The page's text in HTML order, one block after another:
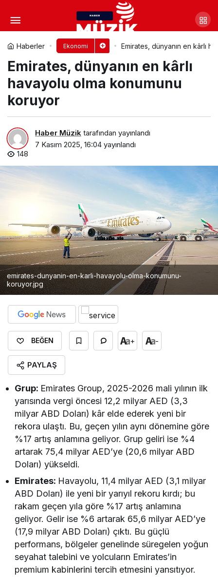
Haberler Ekonomi Emirates, dünyanın en kârlı
Emirates, dünyanın en kârlı
havayolu olma konumunu
koruyor
Haber Müzik tarafından yayınlandı
7 Kasım 2025, 16:04 yayınlandı
148
emirates-dunyanin-en-karli-havayolu-olma-konumunu-
koruyor.jpg
BEĞEN + -
PAYLAŞ
Grup: Emirates Group, 2025-2026 mali yılının ilk
yarısında vergi öncesi 12,2 milyar AED (3,3
milyar ABD Doları) kâr elde ederek yeni bir
rekora ulaştı. Bu, geçen yılın aynı dönemine göre
%17 artış anlamına geliyor. Grup geliri ise %4
artarak 75,4 milyar AED’ye (20,6 milyar ABD
Doları) yükseldi.
Emirates: Havayolu, 11,4 milyar AED (3,1 milyar
ABD Doları) ile yeni bir yarıyıl rekoru kırdı; bu
rakam geçen yıla göre %17 artış anlamına
geliyor. Gelir ise %6 artarak 65,6 milyar AED’ye
(17,9 milyar ABD Doları) çıktı. Bu güçlü
performans, bölgeler genelinde süregelen yoğun
seyahat talebini ve yolcuların Emirates’in
premium kabinlerini tercih etmesini yansıtıyor.
Pusula Holding Antalya’da
Gerçekleştirilen Lansman Toplantısıyla
Tanıtıldı
Yorum Yap